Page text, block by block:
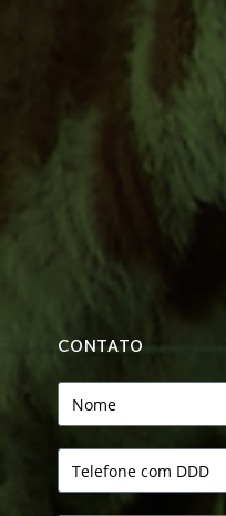
CONTATO